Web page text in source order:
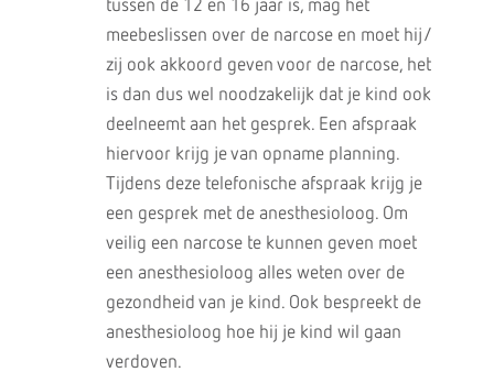
tussen de 12 en 16 jaar is, mag het
meebeslissen over de narcose en moet hij/
zij ook akkoord geven voor de narcose, het
is dan dus wel noodzakelijk dat je kind ook
deelneemt aan het gesprek. Een afspraak
hiervoor krijg je van opname planning.
Tijdens deze telefonische afspraak krijg je
een gesprek met de anesthesioloog. Om
veilig een narcose te kunnen geven moet
een anesthesioloog alles weten over de
gezondheid van je kind. Ook bespreekt de
anesthesioloog hoe hij je kind wil gaan
verdoven.